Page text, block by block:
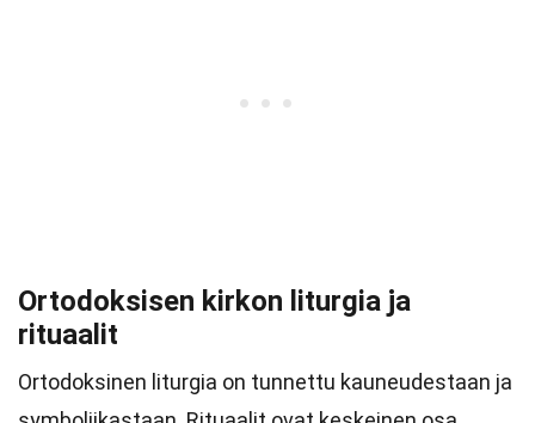
Ortodoksisen kirkon liturgia ja
rituaalit
Ortodoksinen liturgia on tunnettu kauneudestaan ja